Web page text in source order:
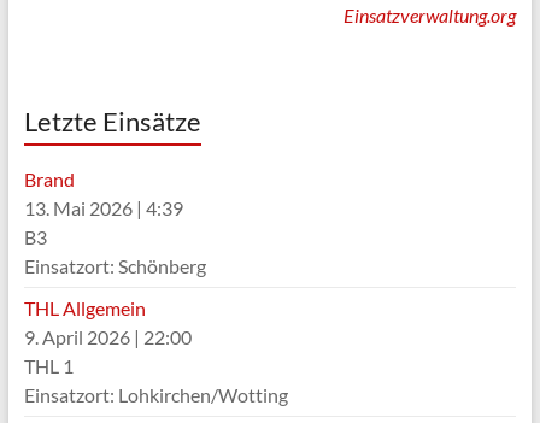
Einsatzverwaltung.org
Letzte Einsätze
Brand
13. Mai 2026| 4:39
B3
Einsatzort: Schönberg
THL Allgemein
9. April 2026| 22:00
THL 1
Einsatzort: Lohkirchen/Wotting